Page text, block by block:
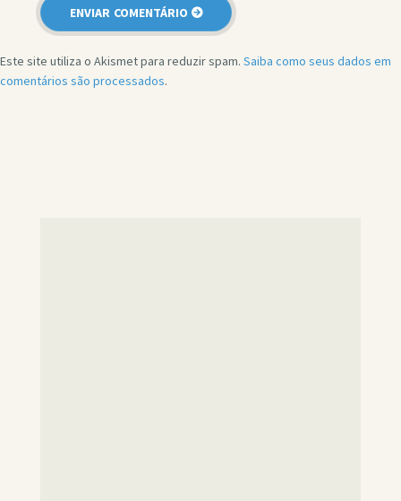
Este site utiliza o Akismet para reduzir spam. Saiba como seus dados em
comentários são processados.